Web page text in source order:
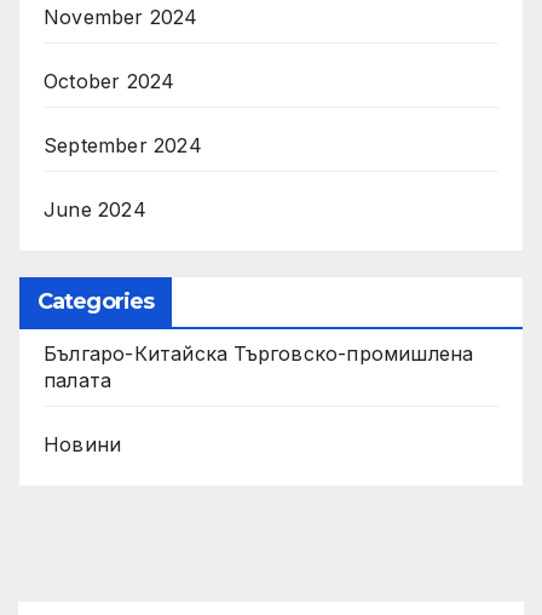
November 2024
October 2024
September 2024
June 2024
Categories
Българо-Китайска Търговско-промишлена
палaта
Новини